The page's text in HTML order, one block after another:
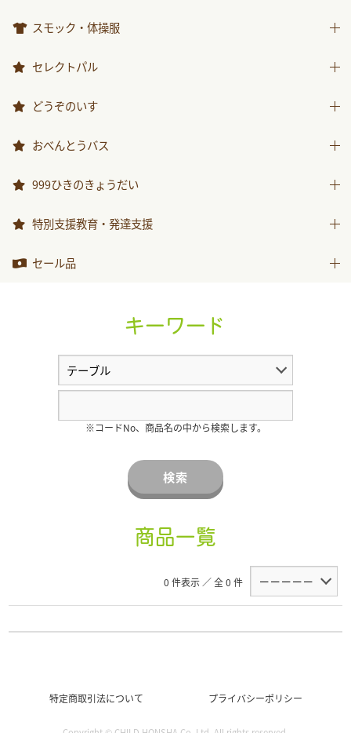
2026年度月刊絵本
ICT関連
スモック・体操服
スモック
セレクトパル
先生用ウェア
どうぞのいす
どうぞのいす
おべんとうバス
おべんとうバス
999ひきのきょうだい
999ひきのきょうだい
特別支援教育・発達支援
特別支援教育・発達支援
セール品
キーワード
※コードNo、商品名の中から検索します。
検索
商品一覧
0 件表示 ／ 全 0 件
特定商取引法について プライバシーポリシー